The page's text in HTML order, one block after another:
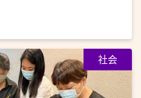
社会